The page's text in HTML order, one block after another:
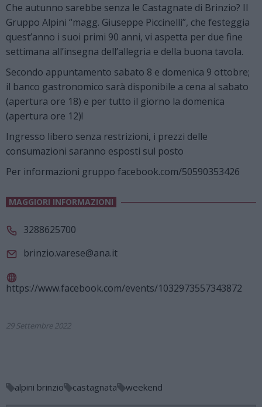
Che autunno sarebbe senza le Castagnate di Brinzio? Il
Gruppo Alpini “magg. Giuseppe Piccinelli”, che festeggia
quest’anno i suoi primi 90 anni, vi aspetta per due fine
settimana all’insegna dell’allegria e della buona tavola.
Secondo appuntamento sabato 8 e domenica 9 ottobre;
il banco gastronomico sarà disponibile a cena al sabato
(apertura ore 18) e per tutto il giorno la domenica
(apertura ore 12)!
Ingresso libero senza restrizioni, i prezzi delle
consumazioni saranno esposti sul posto
Per informazioni gruppo facebook.com/50590353426
MAGGIORI INFORMAZIONI
3288625700
brinzio.varese@ana.it
https://www.facebook.com/events/1032973557343872
29 Settembre 2022
alpini brinzio castagnata weekend